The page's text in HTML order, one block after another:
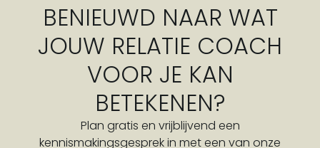
BENIEUWD NAAR WAT
JOUW RELATIE COACH
VOOR JE KAN
BETEKENEN?
Plan gratis en vrijblijvend een
kennismakingsgesprek in met een van onze